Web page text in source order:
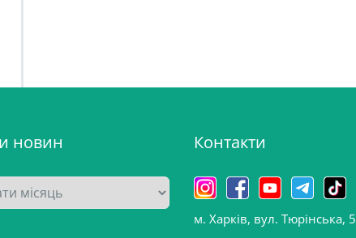
новин Контакти
м. Харків, вул. Тюрінська, 5